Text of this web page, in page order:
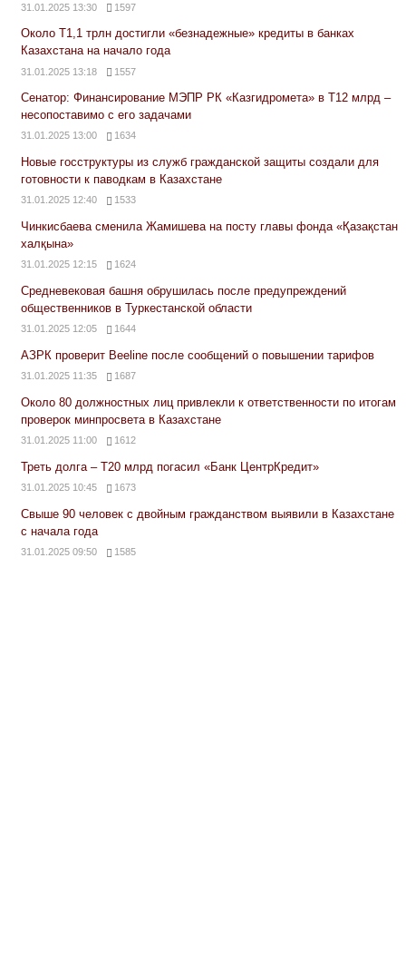
31.01.2025 13:30 1597
Около Т1,1 трлн достигли «безнадежные» кредиты в банках
Казахстана на начало года
31.01.2025 13:18 1557
Сенатор: Финансирование МЭПР РК «Казгидромета» в Т12 млрд –
несопоставимо с его задачами
31.01.2025 13:00 1634
Новые госструктуры из служб гражданской защиты создали для
готовности к паводкам в Казахстане
31.01.2025 12:40 1533
Чинкисбаева сменила Жамишева на посту главы фонда «Қазақстан
халқына»
31.01.2025 12:15 1624
Средневековая башня обрушилась после предупреждений
общественников в Туркестанской области
31.01.2025 12:05 1644
АЗРК проверит Beeline после сообщений о повышении тарифов
31.01.2025 11:35 1687
Около 80 должностных лиц привлекли к ответственности по итогам
проверок минпросвета в Казахстане
31.01.2025 11:00 1612
Треть долга – Т20 млрд погасил «Банк ЦентрКредит»
31.01.2025 10:45 1673
Свыше 90 человек с двойным гражданством выявили в Казахстане
с начала года
31.01.2025 09:50 1585